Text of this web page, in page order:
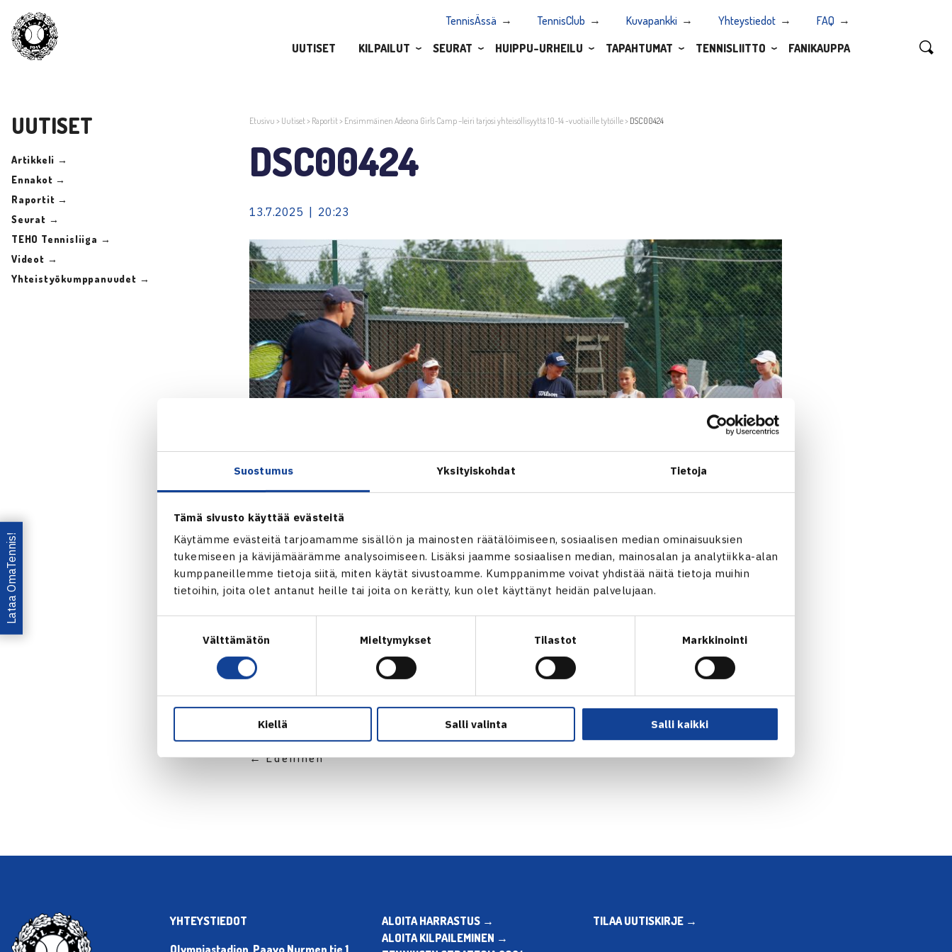
Suostumus Yksityiskohdat Tietoja
Tämä sivusto käyttää evästeitä
Käytämme evästeitä tarjoamamme sisällön ja mainosten räätälöimiseen, sosiaalisen median ominaisuuksien
tukemiseen ja kävijämäärämme analysoimiseen. Lisäksi jaamme sosiaalisen median, mainosalan ja analytiikka-alan
kumppaneillemme tietoja siitä, miten käytät sivustoamme. Kumppanimme voivat yhdistää näitä tietoja muihin
tietoihin, joita olet antanut heille tai joita on kerätty, kun olet käyttänyt heidän palvelujaan.
Välttämätön Mieltymykset Tilastot Markkinointi
Kiellä Salli valinta Salli kaikki
TennisÄssä TennisClub Kuvapankki Yhteystiedot
FAQ
UUTISET
KILPAILUT SEURAT HUIPPU-URHEILU TAPAHTUMAT TENNISLIITTO FANIKAUPPA
UUTISET
Artikkeli →
Ennakot →
Raportit →
Seurat →
TEHO Tennisliiga →
Videot →
Yhteistyökumppanuudet →
Etusivu > Uutiset> Raportit> Ensimmäinen Adeona Girls Camp –leiri tarjosi yhteisöllisyyttä 10-14 -vuotiaille tytöille> DSC00424
DSC00424
13.7.2025 | 20:23
← Edellinen
Lataa OmaTennis!
YHTEYSTIEDOT
Olympiastadion, Paavo Nurmen tie 1,
ALOITA HARRASTUS →
ALOITA KILPAILEMINEN →
TILAA UUTISKIRJE →